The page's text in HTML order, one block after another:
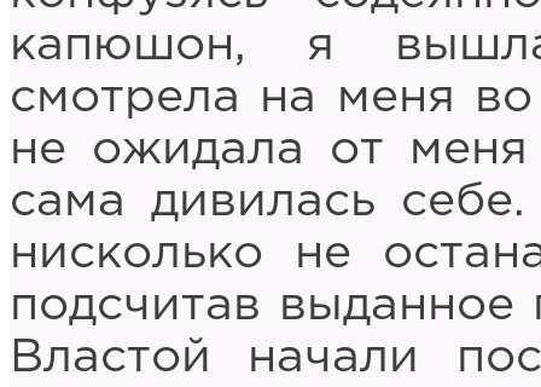
капюшон, я
смотрела на меня
не ожидала от
сама дивилась
нисколько не
подсчитав
Властой начали